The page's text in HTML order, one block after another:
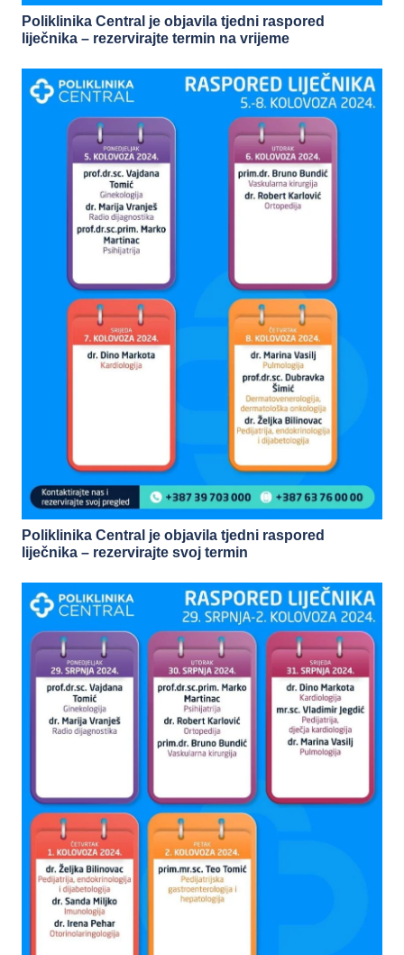
Poliklinika Central je objavila tjedni raspored
liječnika – rezervirajte termin na vrijeme
Poliklinika Central je objavila tjedni raspored
liječnika – rezervirajte svoj termin